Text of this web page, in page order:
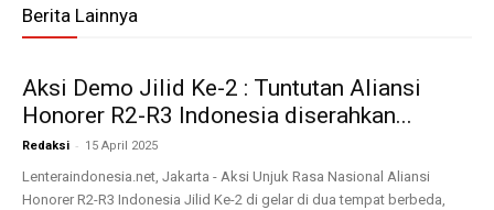
Berita Lainnya
Aksi Demo Jilid Ke-2 : Tuntutan Aliansi
Honorer R2-R3 Indonesia diserahkan...
Redaksi - 15 April 2025
Lenteraindonesia.net, Jakarta - Aksi Unjuk Rasa Nasional Aliansi
Honorer R2-R3 Indonesia Jilid Ke-2 di gelar di dua tempat berbeda,